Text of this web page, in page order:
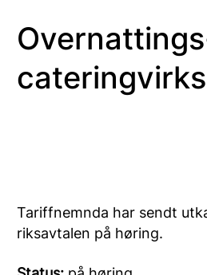
Tariffnemnda har sendt
riksavtalen på høring.